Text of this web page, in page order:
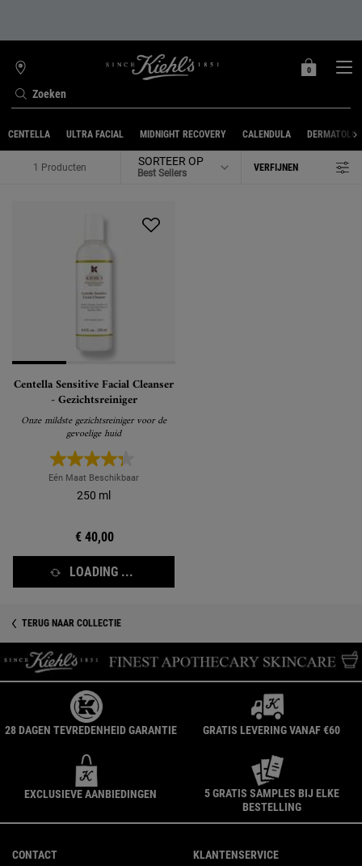
Zoeken
WINKELZOEKER
MIJN
0
0 PRODUCT
CENTELLA ULTRA FACIAL MIDNIGHT RECOVERY CALENDULA
1 Producten SORTEER OP VERFIJNEN
FILTER MENU
Centella Sensitive Facial Cleanser
- Gezichtsreiniger
Onze mildste gezichtsreiniger voor de
gevoelige huid
Eén Maat Beschikbaar
250 ml
€ 40,00
LOADING ...
TERUG NAAR COLLECTIE
28 DAGEN TEVREDENHEID GARANTIE GRATIS LEVERING VANAF €60
EXCLUSIEVE AANBIEDINGEN
5 GRATIS SAMPLES BIJ ELKE
BESTELLING
CONTACT KLANTENSERVICE